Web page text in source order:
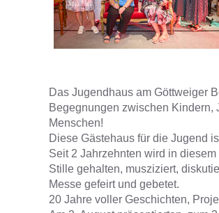
Das Jugendhaus am Göttweiger
Begegnungen zwischen
Menschen!
Diese Gästehaus für die Jugend
Seit 2 Jahrzehnten wird in
Stille gehalten, musziziert,
Messe gefeirt und gebetet.
20 Jahre voller Geschichten,